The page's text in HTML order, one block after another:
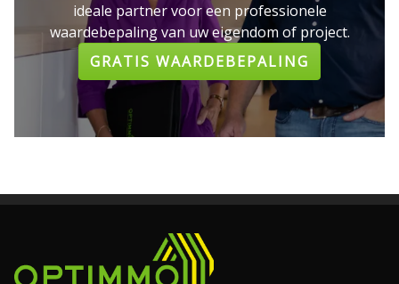
ideale partner voor een professionele
waardebepaling van uw eigendom of project.
GRATIS WAARDEBEPALING